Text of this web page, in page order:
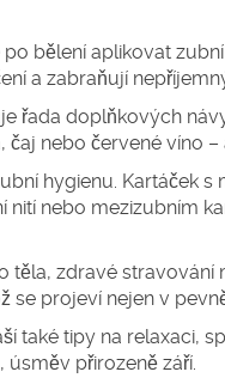
bělení aplikovat
a zabraňují
řada doplňkových
čaj nebo červené víno
hygienu. Kartáček
nebo mezizubním
těla, zdravé stravování
projeví nejen v
také tipy na relaxaci,
přirozeně září.